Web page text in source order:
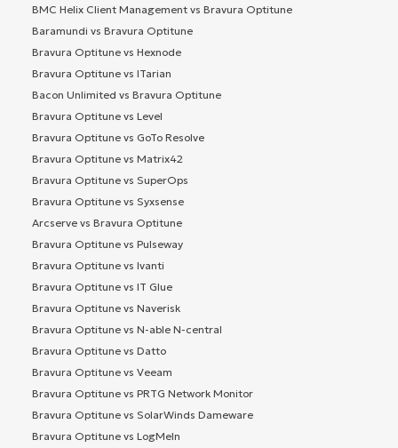
BMC Helix Client Management vs Bravura Optitune
Baramundi vs Bravura Optitune
Bravura Optitune vs Hexnode
Bravura Optitune vs ITarian
Bacon Unlimited vs Bravura Optitune
Bravura Optitune vs Level
Bravura Optitune vs GoTo Resolve
Bravura Optitune vs Matrix42
Bravura Optitune vs SuperOps
Bravura Optitune vs Syxsense
Arcserve vs Bravura Optitune
Bravura Optitune vs Pulseway
Bravura Optitune vs Ivanti
Bravura Optitune vs IT Glue
Bravura Optitune vs Naverisk
Bravura Optitune vs N-able N-central
Bravura Optitune vs Datto
Bravura Optitune vs Veeam
Bravura Optitune vs PRTG Network Monitor
Bravura Optitune vs SolarWinds Dameware
Bravura Optitune vs LogMeIn